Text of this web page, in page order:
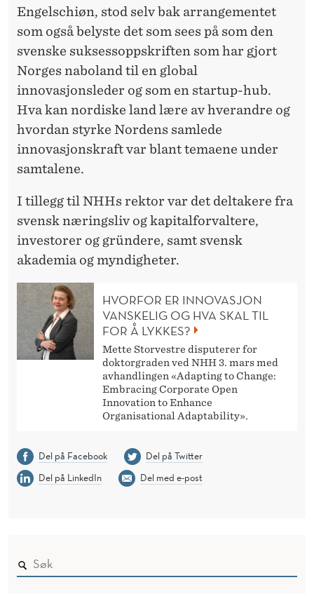
Engelschiøn, stod selv bak arrangementet
som også belyste det som sees på som den
svenske suksessoppskriften som har gjort
Norges naboland til en global
innovasjonsleder og som en startup-hub.
Hva kan nordiske land lære av hverandre og
hvordan styrke Nordens samlede
innovasjonskraft var blant temaene under
samtalene.
I tillegg til NHHs rektor var det deltakere fra
svensk næringsliv og kapitalforvaltere,
investorer og gründere, samt svensk
akademia og myndigheter.
HVORFOR ER INNOVASJON
VANSKELIG OG HVA SKAL TIL
FOR Å LYKKES?
Mette Storvestre disputerer for
doktorgraden ved NHH 3. mars med
avhandlingen «Adapting to Change:
Embracing Corporate Open
Innovation to Enhance
Organisational Adaptability».
Del på Facebook
Del på Twitter
Del på LinkedIn
Del med e-post